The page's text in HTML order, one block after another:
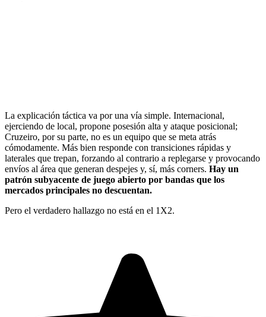
La explicación táctica va por una vía simple. Internacional,
ejerciendo de local, propone posesión alta y ataque posicional;
Cruzeiro, por su parte, no es un equipo que se meta atrás
cómodamente. Más bien responde con transiciones rápidas y
laterales que trepan, forzando al contrario a replegarse y provocando
envíos al área que generan despejes y, sí, más corners. Hay un
patrón subyacente de juego abierto por bandas que los
mercados principales no descuentan.
Pero el verdadero hallazgo no está en el 1X2.